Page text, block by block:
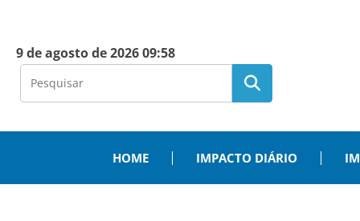
9 de agosto de 2026 09:58
HOME IMPACTO DIÁRIO